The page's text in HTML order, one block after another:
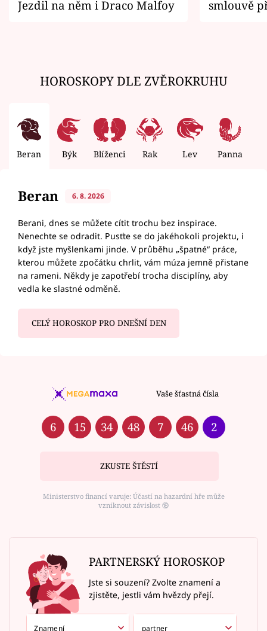
Jezdil na něm i Draco Malfoy
smlouvě
HOROSKOPY DLE ZVĚROKRUHU
Beran Býk Blíženci Rak Lev Panna
Beran 6. 8. 2026
Berani, dnes se můžete cítit trochu bez inspirace.
Nenechte se odradit. Pusťte se do jakéhokoli projektu, i
když jste myšlenkami jinde. V průběhu „špatné“ práce,
kterou můžete zpočátku chrlit, vám múza jemně přistane
na rameni. Někdy je zapotřebí trocha disciplíny, aby
vedla ke slastné odměně.
CELÝ HOROSKOP PRO DNEŠNÍ DEN
Vaše šťastná čísla
6 15 34 48 7 46 2
ZKUSTE ŠTĚSTÍ
Ministerstvo financí varuje: Účastí na hazardní hře může
vzniknout závislost ⑱
PARTNERSKÝ HOROSKOP
Jste si souzení? Zvolte znamení a
zjistěte, jestli vám hvězdy přejí.